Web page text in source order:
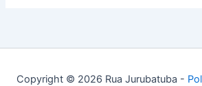
Copyright © 2026 Rua Jurubatuba -